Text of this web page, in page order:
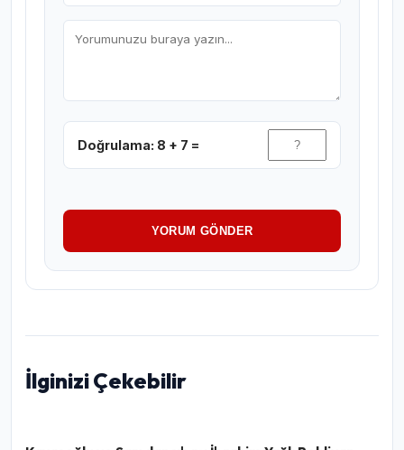
Doğrulama: 8 + 7 =
YORUM GÖNDER
İlginizi Çekebilir